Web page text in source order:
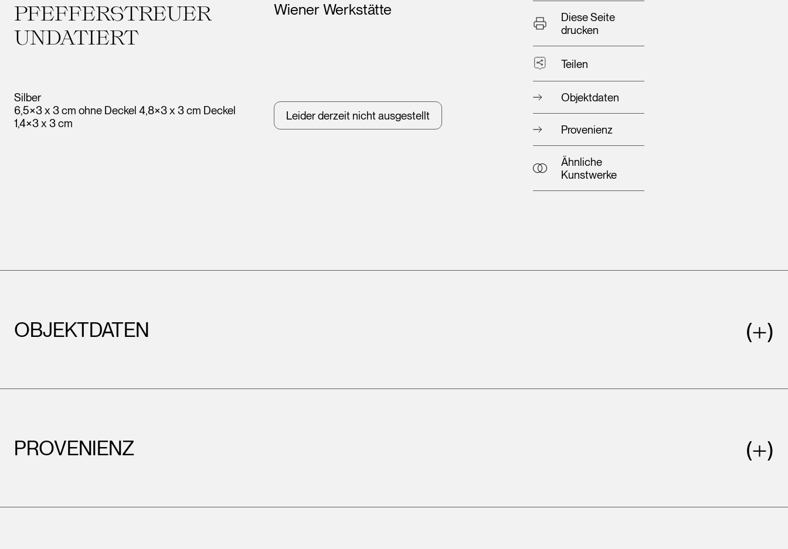
PFEFFERSTREUER
UNDATIERT
Silber
6,5×3 x 3 cm ohne Deckel 4,8×3 x 3 cm Deckel
1,4×3 x 3 cm
Künstler*innen
Wiener Werkstätte
Leider derzeit nicht ausgestellt
Diese Seite
drucken
Teilen
Objektdaten
Provenienz
Ähnliche
Kunstwerke
OBJEKTDATEN
PROVENIENZ